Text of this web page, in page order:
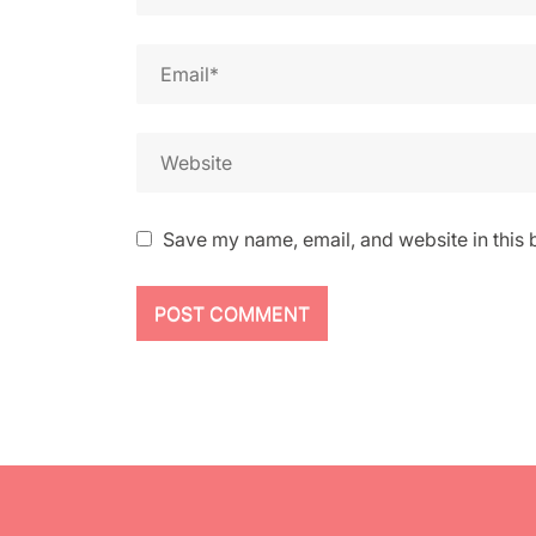
Save my name, email, and website in